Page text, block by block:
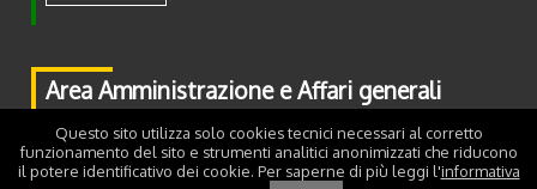
Area Amministrazione e Affari generali
Piazza Fiera, 2 - 38122 Trento
Contatti
Questo sito utilizza solo cookies tecnici necessari al corretto
funzionamento del sito e strumenti analitici anonimizzati che riducono
il potere identificativo dei cookie. Per saperne di più leggi l'informativa